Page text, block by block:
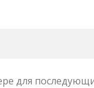
для